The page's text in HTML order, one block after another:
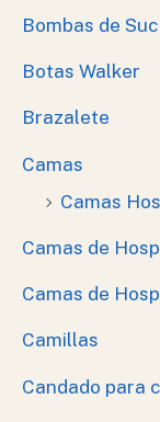
Bombas de
Botas Walker
Brazalete
Camas
Camas
Camas de
Camas de
Camillas
Candado para